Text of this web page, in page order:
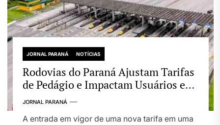
JORNAL PARANÁ NOTÍCIAS
Rodovias do Paraná Ajustam Tarifas
de Pedágio e Impactam Usuários em
Todo o Estado
JORNAL PARANÁ
A entrada em vigor de uma nova tarifa em uma